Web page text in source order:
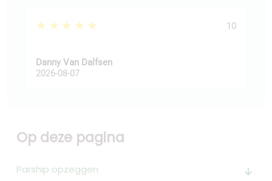
★★★★★ 10
Danny Van Dalfsen
2026-08-07
Op deze pagina
Parship opzeggen arrow_downward_alt